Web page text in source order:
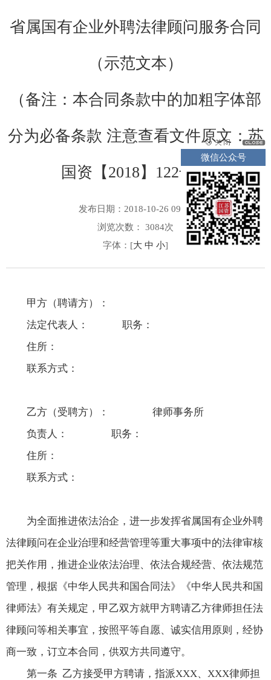
省属国有企业外聘法律顾问服务合同
（示范文本）
（备注：本合同条款中的加粗字体部
分为必备条款 注意查看文件原文：苏
国资【2018】122号）
发布日期：2018-10-26 09:29
浏览次数：
3084次
字体：[大 中 小]
甲方（聘请方）：
法定代表人： 职务：
住所：
联系方式：
乙方（受聘方）： 律师事务所
负责人： 职务：
住所：
联系方式：
为全面推进依法治企，进一步发挥省属国有企业外聘
法律顾问在企业治理和经营管理等重大事项中的法律审核
把关作用，推进企业依法治理、依法合规经营、依法规范
管理，根据《中华人民共和国合同法》《中华人民共和国
律师法》有关规定，甲乙双方就甲方聘请乙方律师担任法
律顾问等相关事宜，按照平等自愿、诚实信用原则，经协
商一致，订立本合同，供双方共同遵守。
第一条 乙方接受甲方聘请，指派XXX、XXX律师担
微信公众号